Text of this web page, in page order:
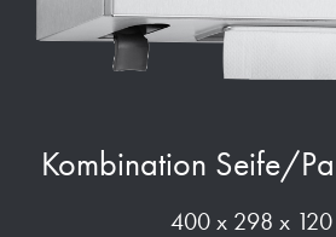
Kombination Seife/
400 x 298 x 120